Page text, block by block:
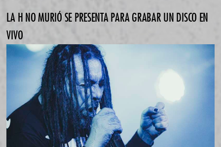
LA H NO MURIÓ SE PRESENTA PARA GRABAR UN DISCO EN
VIVO